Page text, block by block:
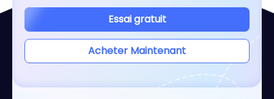
Essai gratuit
Acheter Maintenant